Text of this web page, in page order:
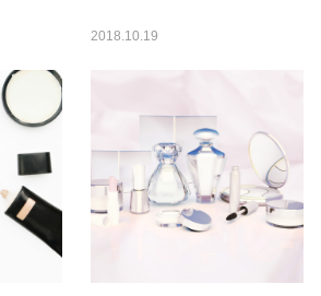
2018.10.19